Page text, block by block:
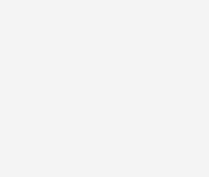
Newsletter bin ich damit einverstanden, über
Online-Angebote
Co. KG
widerrufen und eine Abmeldung ist
zum Umgang mit Daten finden Sie